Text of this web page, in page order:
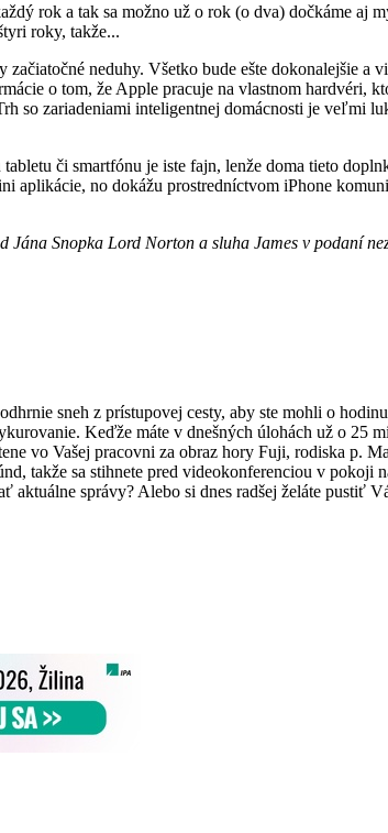
rok a tak sa možno už o rok (o dva) dočkáme aj
roky, takže...
neduhy. Všetko bude ešte dokonalejšie
o tom, že Apple pracuje na vlastnom hardvéri,
zariadeniami inteligentnej domácnosti je veľmi
či smartfónu je iste fajn, lenže doma tieto
aplikácie, no dokážu prostredníctvom iPhone
Snopka Lord Norton a sluha James v podaní
sneh z prístupovej cesty, aby ste mohli o
Keďže máte v dnešných úlohách už o 25
vo Vašej pracovni za obraz hory Fuji, rodiska p.
takže sa stihnete pred videokonferenciou v
správy? Alebo si dnes radšej želáte pustiť